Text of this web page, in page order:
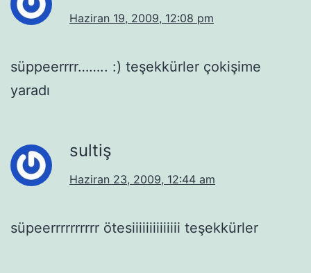
Haziran 19, 2009, 12:08 pm
süppeerrrr…….. :) teşekkürler çokişime
yaradı
sultiş
Haziran 23, 2009, 12:44 am
süpeerrrrrrrrrr ötesiiiiiiiiiiiiii teşekkürler